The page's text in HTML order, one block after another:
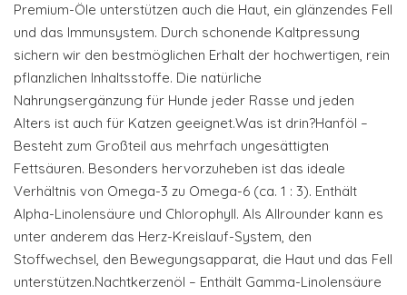
Premium-Öle unterstützen auch die Haut, ein glänzendes Fell
und das Immunsystem. Durch schonende Kaltpressung
sichern wir den bestmöglichen Erhalt der hochwertigen, rein
pflanzlichen Inhaltsstoffe. Die natürliche
Nahrungsergänzung für Hunde jeder Rasse und jeden
Alters ist auch für Katzen geeignet.Was ist drin?Hanföl –
Besteht zum Großteil aus mehrfach ungesättigten
Fettsäuren. Besonders hervorzuheben ist das ideale
Verhältnis von Omega-3 zu Omega-6 (ca. 1 : 3). Enthält
Alpha-Linolensäure und Chlorophyll. Als Allrounder kann es
unter anderem das Herz-Kreislauf-System, den
Stoffwechsel, den Bewegungsapparat, die Haut und das Fell
unterstützen.Nachtkerzenöl – Enthält Gamma-Linolensäure